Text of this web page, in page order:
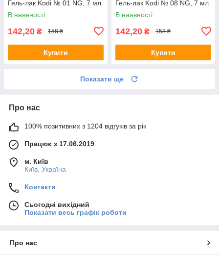
Гель-лак Kodi № 01 NG, 7 мл
В наявності
142,20 ₴ 158 ₴
Купити
Гель-лак Kodi № 08 NG, 7 мл
В наявності
142,20 ₴ 158 ₴
Купити
Показати ще
Про нас
100% позитивних з 1204 відгуків за рік
Працює з 17.06.2019
м. Київ
Київ, Україна
Контакти
Сьогодні вихідний
Показати весь графік роботи
Про нас